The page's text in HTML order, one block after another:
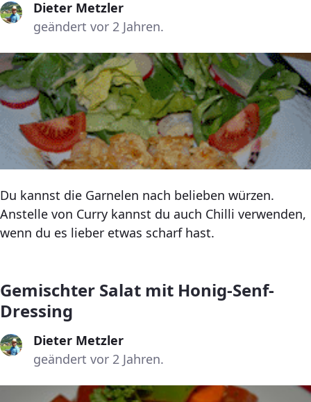
Dieter Metzler
geändert vor 2 Jahren.
Du kannst die Garnelen nach belieben würzen.
Anstelle von Curry kannst du auch Chilli verwenden,
wenn du es lieber etwas scharf hast.
Gemischter Salat mit Honig-Senf-
Dressing
Dieter Metzler
geändert vor 2 Jahren.